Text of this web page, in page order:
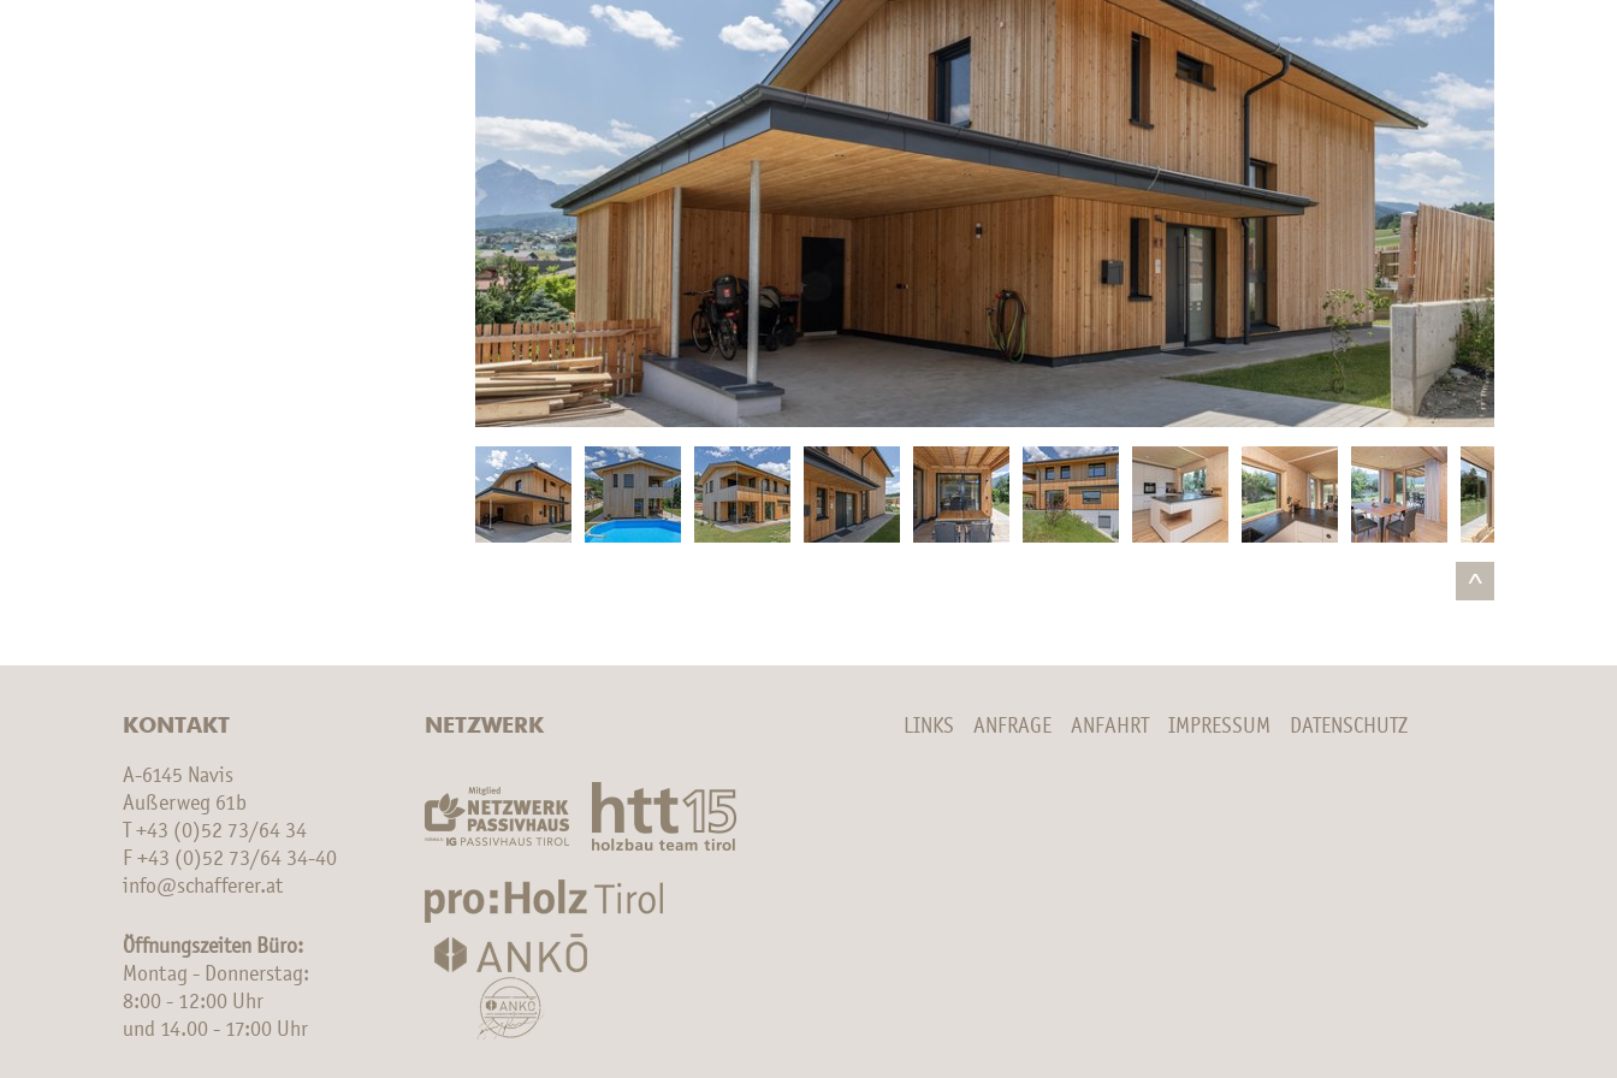
^
KONTAKT
A-6145 Navis
Außerweg 61b
+43 (0)52 73/64 34
F +43 (0)52 73/64 34-40
info@schafferer.at
Öffnungszeiten Büro:
Montag - Donnerstag:
8:00 - 12:00 Uhr
und 14.00 - 17:00 Uhr
NETZWERK LINKS ANFRAGE ANFAHRT IMPRESSUM DATENSCHUTZ